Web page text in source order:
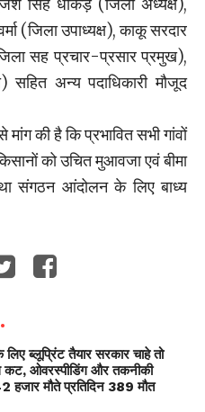
(जिला उपाध्यक्ष), काकू सरदार
सह प्रचार-प्रसार प्रमुख),
सहित अन्य पदाधिकारी मौजूद
की है कि प्रभावित सभी गांवों
को उचित मुआवजा एवं बीमा
संगठन आंदोलन के लिए बाध्य
ब्लूप्रिंट तैयार सरकार चाहे तो
ओवरस्पीडिंग और तकनीकी
हजार मौते प्रतिदिन 389 मौत